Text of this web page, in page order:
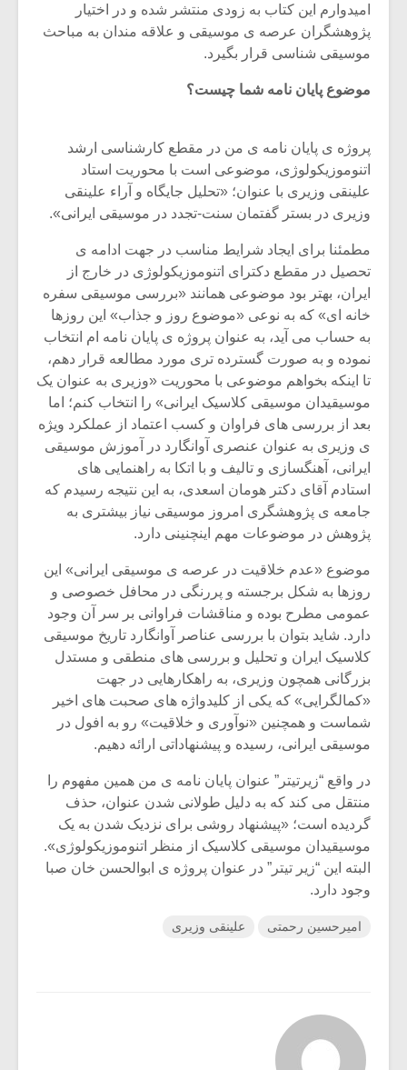
امیدوارم این کتاب به زودی منتشر شده و در اختیار
پژوهشگران عرصه ی موسیقی و علاقه مندان به مباحث
موسیقی شناسی قرار بگیرد.
موضوع پایان نامه شما چیست؟
پروژه ی پایان نامه ی من در مقطع کارشناسی ارشد
اتنوموزیکولوژی، موضوعی است با محوریت استاد
علینقی وزیری با عنوان؛ «تحلیل جایگاه و آراء علینقی
وزیری در بستر گفتمان سنت-تجدد در موسیقی ایرانی».
مطمئنا برای ایجاد شرایط مناسب در جهت ادامه ی
تحصیل در مقطع دکترای اتنوموزیکولوژی در خارج از
ایران، بهتر بود موضوعی همانند «بررسی موسیقی سفره
خانه ای» که به نوعی «موضوع روز و جذاب» این روزها
به حساب می آید، به عنوان پروژه ی پایان نامه ام انتخاب
نموده و به صورت گسترده تری مورد مطالعه قرار دهم،
تا اینکه بخواهم موضوعی با محوریت «وزیری به عنوان یک
موسیقیدان موسیقی کلاسیک ایرانی» را انتخاب کنم؛ اما
بعد از بررسی های فراوان و کسب اعتماد از عملکرد ویژه
ی وزیری به عنوان عنصری آوانگارد در آموزش موسیقی
ایرانی، آهنگسازی و تالیف و با اتکا به راهنمایی های
استادم آقای دکتر هومان اسعدی، به این نتیجه رسیدم که
جامعه ی پژوهشگری امروز موسیقی نیاز بیشتری به
پژوهش در موضوعات مهم اینچنینی دارد.
موضوع «عدم خلاقیت در عرصه ی موسیقی ایرانی» این
روزها به شکل برجسته و پررنگی در محافل خصوصی و
عمومی مطرح بوده و مناقشات فراوانی بر سر آن وجود
دارد. شاید بتوان با بررسی عناصر آوانگارد تاریخ موسیقی
کلاسیک ایران و تحلیل و بررسی های منطقی و مستدل
بزرگانی همچون وزیری، به راهکارهایی در جهت
«کمالگرایی» که یکی از کلیدواژه های صحبت های اخیر
شماست و همچنین «نوآوری و خلاقیت» رو به افول در
موسیقی ایرانی، رسیده و پیشنهاداتی ارائه دهیم.
در واقع “زیرتیتر” عنوان پایان نامه ی من همین مفهوم را
منتقل می کند که به دلیل طولانی شدن عنوان، حذف
گردیده است؛ «پیشنهاد روشی برای نزدیک شدن به یک
موسیقیدان موسیقی کلاسیک از منظر اتنوموزیکولوژی».
البته این “زیر تیتر” در عنوان پروژه ی ابوالحسن خان صبا
وجود دارد.
امیرحسین رحمتی علینقی وزیری